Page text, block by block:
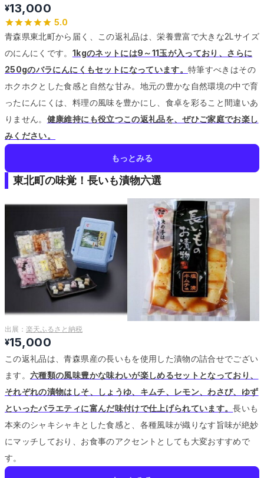
¥13,000
5.0
青森県東北町から届く、この返礼品は、栄養豊富で大きな2Lサイズ
のにんにくです。 1kgのネットには9～11玉が入っており、さらに
250gのバラにんにくもセットになっています。特筆すべきはその
ホクホクとした食感と自然な甘み。 地元の豊かな自然環境の中で育
ったにんにくは、料理の風味を豊かにし、食卓を彩ること間違いあ
りません。 健康維持にも役立つこの返礼品を、ぜひご家庭でお楽し
みください。
もっとみる
東北町の味覚！長いも漬物六選
出展： 楽天ふるさと納税
¥15,000
この返礼品は、青森県産の長いもを使用した漬物の詰合せでござい
ます。六種類の風味豊かな味わいが楽しめるセットとなっており、
それぞれの漬物はしそ、しょうゆ、キムチ、レモン、わさび、ゆず
といったバラエティに富んだ味付けで仕上げられています。長いも
本来のシャキシャキとした食感と、各種風味が織りなす旨味が絶妙
にマッチしており、お食事のアクセントとしても大変おすすめで
す。